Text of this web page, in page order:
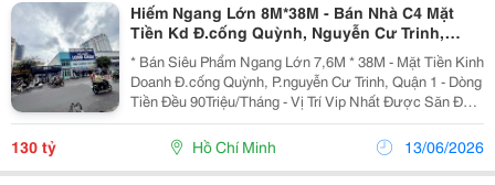
Hiếm Ngang Lớn 8M*38M - Bán Nhà C4 Mặt
Tiền Kd Đ.cống Quỳnh, Nguyễn Cư Trinh,
Quận 1 - Dòng Tiền Đều 90Tr/Th - Giang
Giang:
* Bán Siêu Phẩm Ngang Lớn 7,6M * 38M - Mặt Tiền Kinh
Doanh Đ.cống Quỳnh, P.nguyễn Cư Trinh, Quận 1 - Dòng
Tiền Đều 90Triệu/Tháng - Vị Trí Vip Nhất Được Săn Đón
- Diện Tích: 271M2. - Kết Cấu: Cấp 4 - Phù Hợp Chủ Mới
Về Xây Theo Công Năng Hoạt Động -...
130 tỷ Hồ Chí Minh 13/06/2026